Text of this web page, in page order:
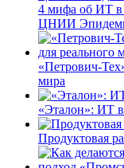
4 мифа об ИТ в
ЦНИИ
«Петрович-
мира
«Эталон»: ИТ
Продуктовая